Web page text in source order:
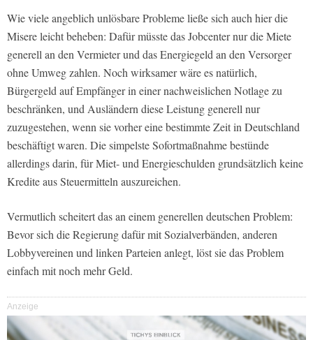
Wie viele angeblich unlösbare Probleme ließe sich auch hier die
Misere leicht beheben: Dafür müsste das Jobcenter nur die Miete
generell an den Vermieter und das Energiegeld an den Versorger
ohne Umweg zahlen. Noch wirksamer wäre es natürlich,
Bürgergeld auf Empfänger in einer nachweislichen Notlage zu
beschränken, und Ausländern diese Leistung generell nur
zuzugestehen, wenn sie vorher eine bestimmte Zeit in Deutschland
beschäftigt waren. Die simpelste Sofortmaßnahme bestünde
allerdings darin, für Miet- und Energieschulden grundsätzlich keine
Kredite aus Steuermitteln auszureichen.
Vermutlich scheitert das an einem generellen deutschen Problem:
Bevor sich die Regierung dafür mit Sozialverbänden, anderen
Lobbyvereinen und linken Parteien anlegt, löst sie das Problem
einfach mit noch mehr Geld.
Anzeige